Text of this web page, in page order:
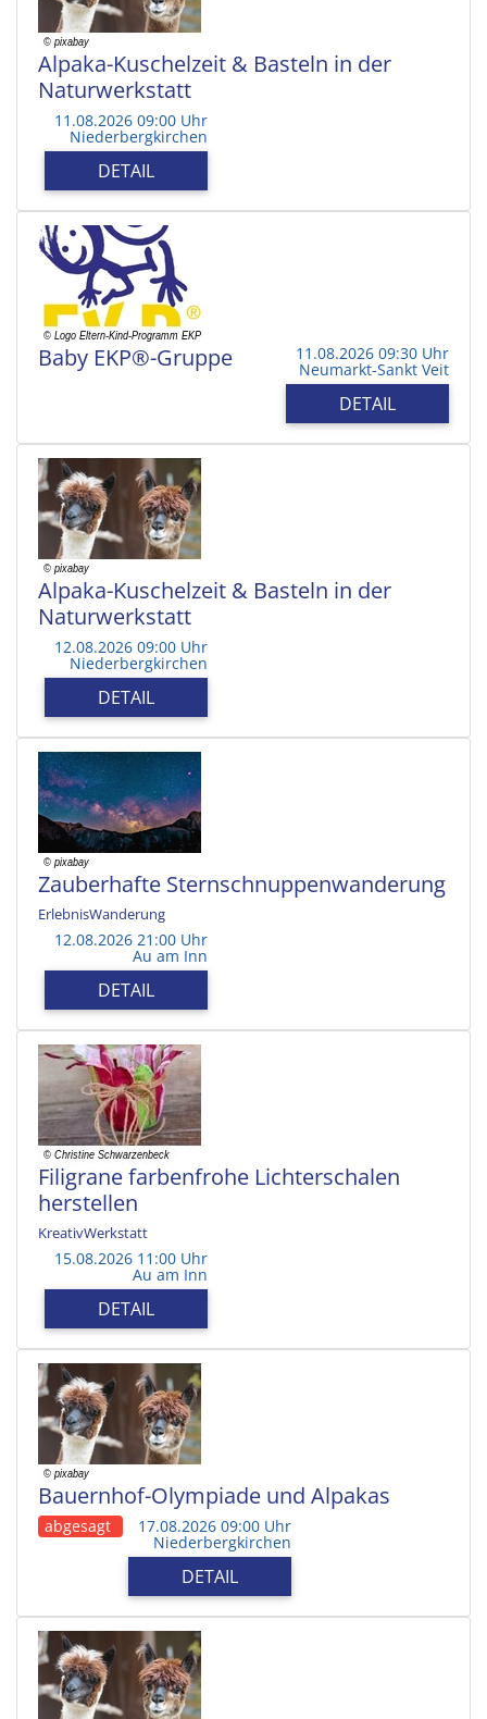
Alpaka-Kuschelzeit & Basteln in der
Naturwerkstatt
11.08.2026 09:00 Uhr
Niederbergkirchen
DETAIL
Baby EKP®-Gruppe 11.08.2026 09:30 Uhr
Neumarkt-Sankt Veit
DETAIL
Alpaka-Kuschelzeit & Basteln in der
Naturwerkstatt
12.08.2026 09:00 Uhr
Niederbergkirchen
DETAIL
Zauberhafte Sternschnuppenwanderung
ErlebnisWanderung
12.08.2026 21:00 Uhr
Au am Inn
DETAIL
Filigrane farbenfrohe Lichterschalen
herstellen
KreativWerkstatt
15.08.2026 11:00 Uhr
Au am Inn
DETAIL
Bauernhof-Olympiade und Alpakas
abgesagt 17.08.2026 09:00 Uhr
Niederbergkirchen
DETAIL